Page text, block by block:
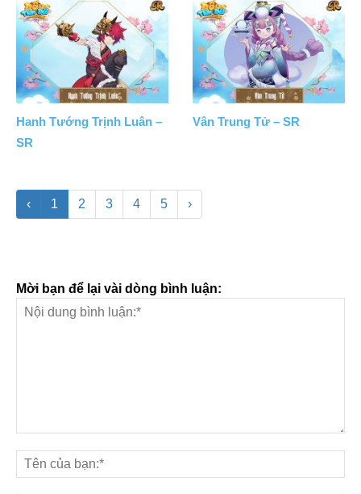
Hanh Tướng Trịnh Luân –
SR
Vân Trung Tử – SR
‹ 1 2 3 4 5 ›
Mời bạn để lại vài dòng bình luận: